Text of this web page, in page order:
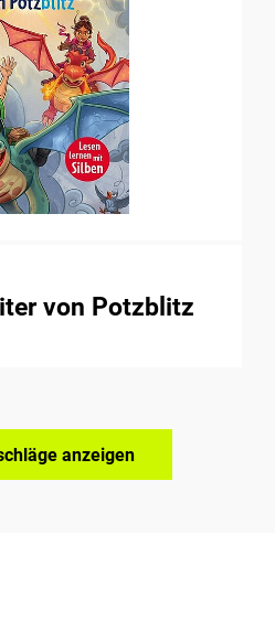
von Potzblitz
anzeigen